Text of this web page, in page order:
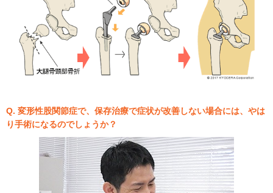
Q. 変形性股関節症で、保存治療で症状が改善しない場合には、やは
り手術になるのでしょうか？